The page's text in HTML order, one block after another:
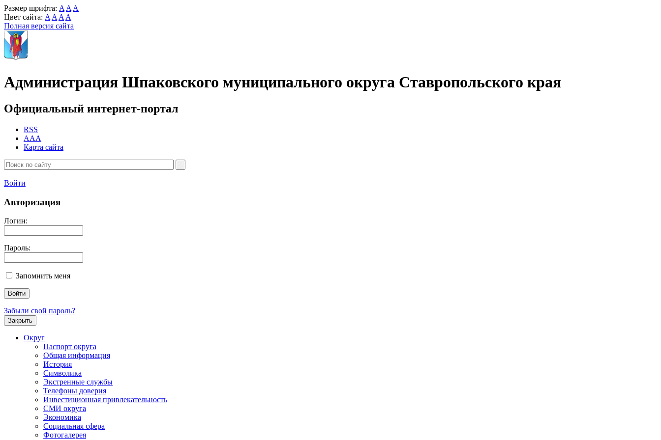
Размер шрифта: A A A
Цвет сайта: A A A A
Полная версия сайта
Администрация Шпаковского муниципального округа Ставропольского края
Официальный интернет-портал
RSS
AAA
Карта сайта
Войти
Авторизация
Логин:
Пароль:
Запомнить меня
Забыли свой пароль?
Закрыть
Округ
Паспорт округа
Общая информация
История
Символика
Экстренные службы
Телефоны доверия
Инвестиционная привлекательность
СМИ округа
Экономика
Социальная сфера
Фотогалерея